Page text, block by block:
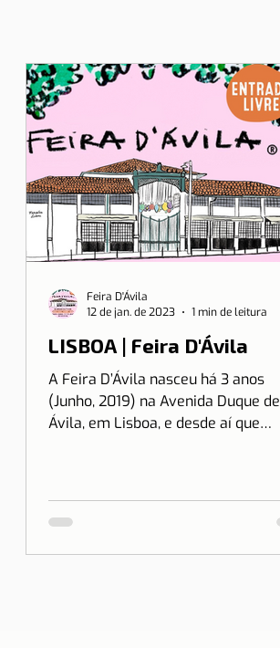
LISBOA | Feira D'Ávila
A Feira D’Ávila nasceu há 3 anos
(Junho, 2019) na Avenida Duque de
Ávila, em Lisboa, e desde aí que
Feira D'Ávila
12 de jan. de 2023
1 min de leitura